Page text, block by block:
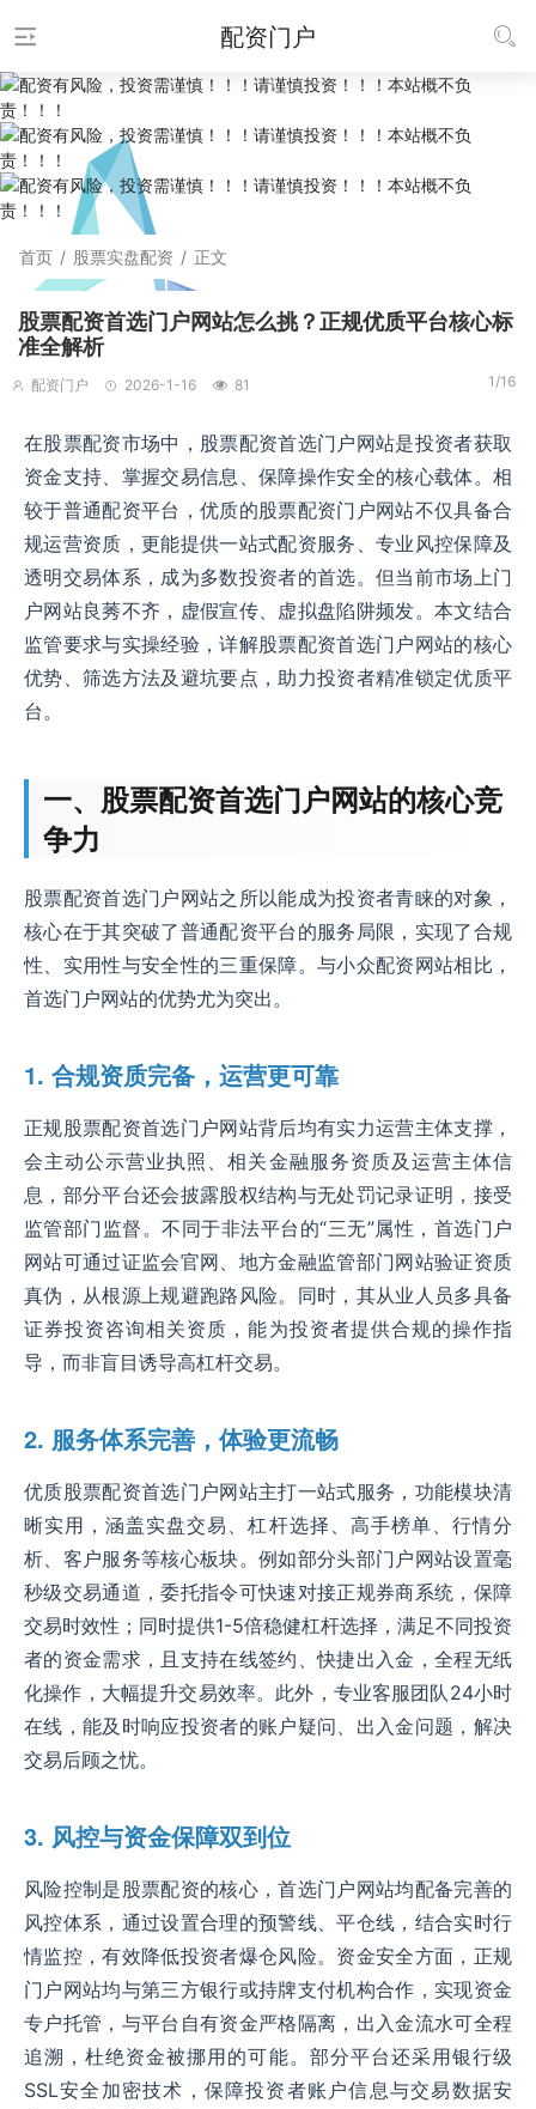
配资门户
首页 / 股票实盘配资 / 正文
股票配资首选门户网站怎么挑？正规优质平台核心标
准全解析
配资门户 2026-1-16 81 1/16
在股票配资市场中，股票配资首选门户网站是投资者获取
资金支持、掌握交易信息、保障操作安全的核心载体。相
较于普通配资平台，优质的股票配资门户网站不仅具备合
规运营资质，更能提供一站式配资服务、专业风控保障及
透明交易体系，成为多数投资者的首选。但当前市场上门
户网站良莠不齐，虚假宣传、虚拟盘陷阱频发。本文结合
监管要求与实操经验，详解股票配资首选门户网站的核心
优势、筛选方法及避坑要点，助力投资者精准锁定优质平
台。
一、股票配资首选门户网站的核心竞
争力
股票配资首选门户网站之所以能成为投资者青睐的对象，
核心在于其突破了普通配资平台的服务局限，实现了合规
性、实用性与安全性的三重保障。与小众配资网站相比，
首选门户网站的优势尤为突出。
1. 合规资质完备，运营更可靠
正规股票配资首选门户网站背后均有实力运营主体支撑，
会主动公示营业执照、相关金融服务资质及运营主体信
息，部分平台还会披露股权结构与无处罚记录证明，接受
监管部门监督。不同于非法平台的“三无”属性，首选门户
网站可通过证监会官网、地方金融监管部门网站验证资质
真伪，从根源上规避跑路风险。同时，其从业人员多具备
证券投资咨询相关资质，能为投资者提供合规的操作指
导，而非盲目诱导高杠杆交易。
2. 服务体系完善，体验更流畅
优质股票配资首选门户网站主打一站式服务，功能模块清
晰实用，涵盖实盘交易、杠杆选择、高手榜单、行情分
析、客户服务等核心板块。例如部分头部门户网站设置毫
秒级交易通道，委托指令可快速对接正规券商系统，保障
交易时效性；同时提供1-5倍稳健杠杆选择，满足不同投资
者的资金需求，且支持在线签约、快捷出入金，全程无纸
化操作，大幅提升交易效率。此外，专业客服团队24小时
在线，能及时响应投资者的账户疑问、出入金问题，解决
交易后顾之忧。
3. 风控与资金保障双到位
风险控制是股票配资的核心，首选门户网站均配备完善的
风控体系，通过设置合理的预警线、平仓线，结合实时行
情监控，有效降低投资者爆仓风险。资金安全方面，正规
门户网站均与第三方银行或持牌支付机构合作，实现资金
专户托管，与平台自有资金严格隔离，出入金流水可全程
追溯，杜绝资金被挪用的可能。部分平台还采用银行级
SSL安全加密技术，保障投资者账户信息与交易数据安